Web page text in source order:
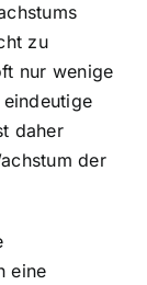
zu
nur wenige
daher
der
eine